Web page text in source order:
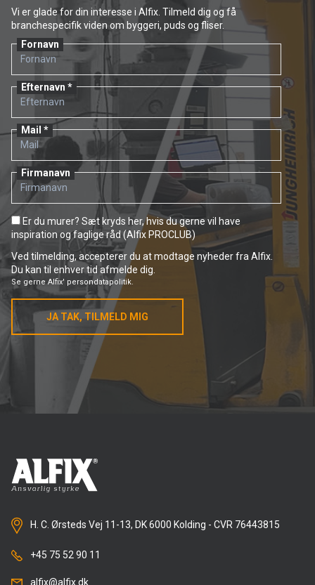
Vi er glade for din interesse i Alfix. Tilmeld dig og få
branchespecifik viden om byggeri, puds og fliser.
Fornavn
Efternavn
Mail
Firmanavn
Er du murer? Sæt kryds her, hvis du gerne vil have
inspiration og faglige råd (Alfix PROCLUB)
Ved tilmelding, accepterer du at modtage nyheder fra Alfix.
Du kan til enhver tid afmelde dig.
Se gerneAlfix' persondatapolitik.
JA TAK, TILMELD MIG
H. C. Ørsteds Vej 11-13, DK 6000 Kolding - CVR 76443815
+45 75 52 90 11
alfix@alfix.dk